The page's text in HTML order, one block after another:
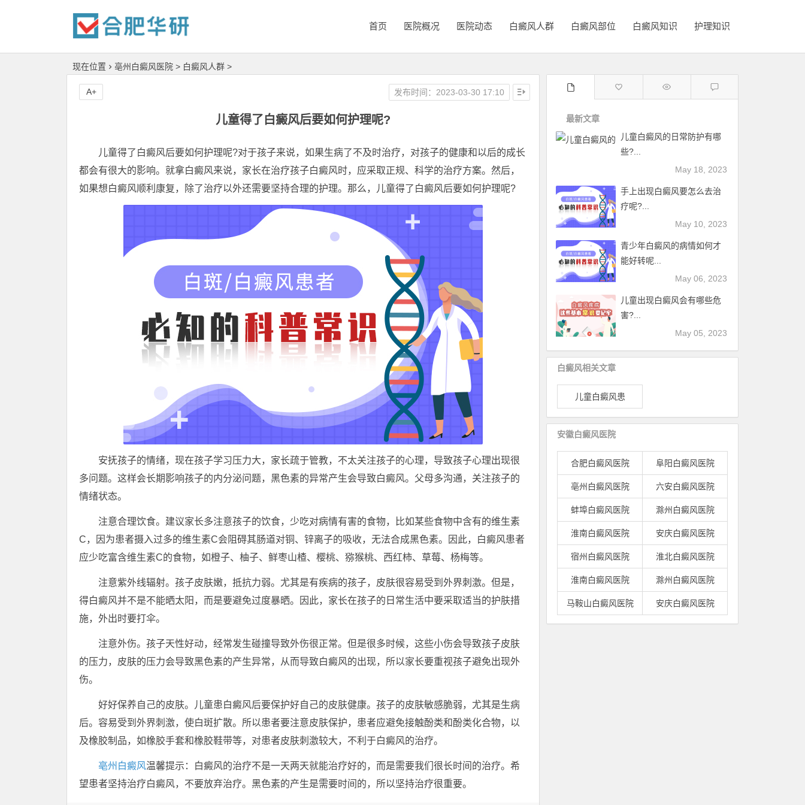
首页 医院概况 医院动态 白癜风人群 白癜风部位 白癜风知识 护理知识
现在位置 亳州白癜风医院 > 白癜风人群 >
儿童得了白癜风后要如何护理呢?
发布时间：2023-03-30 17:10
A+
儿童得了白癜风后要如何护理呢?对于孩子来说，如果生病了不及时治疗，对孩子的健康和以后的成长
都会有很大的影响。就拿白癜风来说，家长在治疗孩子白癜风时，应采取正规、科学的治疗方案。然后，
如果想白癜风顺利康复，除了治疗以外还需要坚持合理的护理。那么，儿童得了白癜风后要如何护理呢?
安抚孩子的情绪，现在孩子学习压力大，家长疏于管教，不太关注孩子的心理，导致孩子心理出现很
多问题。这样会长期影响孩子的内分泌问题，黑色素的异常产生会导致白癜风。父母多沟通，关注孩子的
情绪状态。
注意合理饮食。建议家长多注意孩子的饮食，少吃对病情有害的食物，比如某些食物中含有的维生素
C，因为患者摄入过多的维生素C会阻碍其肠道对铜、锌离子的吸收，无法合成黑色素。因此，白癜风患者
应少吃富含维生素C的食物，如橙子、柚子、鲜枣山楂、樱桃、猕猴桃、西红柿、草莓、杨梅等。
注意紫外线辐射。孩子皮肤嫩，抵抗力弱。尤其是有疾病的孩子，皮肤很容易受到外界刺激。但是，
得白癜风并不是不能晒太阳，而是要避免过度暴晒。因此，家长在孩子的日常生活中要采取适当的护肤措
施，外出时要打伞。
注意外伤。孩子天性好动，经常发生碰撞导致外伤很正常。但是很多时候，这些小伤会导致孩子皮肤
的压力，皮肤的压力会导致黑色素的产生异常，从而导致白癜风的出现，所以家长要重视孩子避免出现外
伤。
好好保养自己的皮肤。儿童患白癜风后要保护好自己的皮肤健康。孩子的皮肤敏感脆弱，尤其是生病
后。容易受到外界刺激，使白斑扩散。所以患者要注意皮肤保护，患者应避免接触酚类和酚类化合物，以
及橡胶制品，如橡胶手套和橡胶鞋带等，对患者皮肤刺激较大，不利于白癜风的治疗。
亳州白癜风温馨提示：白癜风的治疗不是一天两天就能治疗好的，而是需要我们很长时间的治疗。希
望患者坚持治疗白癜风，不要放弃治疗。黑色素的产生是需要时间的，所以坚持治疗很重要。
最新文章
儿童白癜风的日常防护有哪
些?...
May 18, 2023
手上出现白癜风要怎么去治
疗呢?...
May 10, 2023
青少年白癜风的病情如何才
能好转呢...
May 06, 2023
儿童出现白癜风会有哪些危
害?...
May 05, 2023
白癜风相关文章
儿童白癜风患
安徽白癜风医院
合肥白癜风医院 阜阳白癜风医院
亳州白癜风医院 六安白癜风医院
蚌埠白癜风医院 滁州白癜风医院
淮南白癜风医院 安庆白癜风医院
宿州白癜风医院 淮北白癜风医院
淮南白癜风医院 滁州白癜风医院
马鞍山白癜风医院 安庆白癜风医院